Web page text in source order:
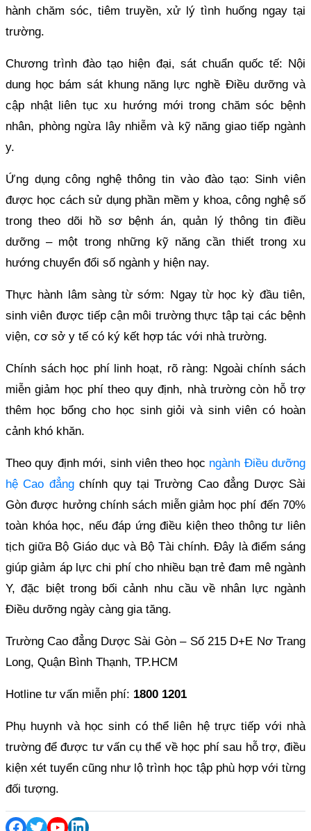
hành chăm sóc, tiêm truyền, xử lý tình huống ngay tại
trường.
Chương trình đào tạo hiện đại, sát chuẩn quốc tế: Nội
dung học bám sát khung năng lực nghề Điều dưỡng và
cập nhật liên tục xu hướng mới trong chăm sóc bệnh
nhân, phòng ngừa lây nhiễm và kỹ năng giao tiếp ngành
y.
Ứng dụng công nghệ thông tin vào đào tạo: Sinh viên
được học cách sử dụng phần mềm y khoa, công nghệ số
trong theo dõi hồ sơ bệnh án, quản lý thông tin điều
dưỡng – một trong những kỹ năng cần thiết trong xu
hướng chuyển đổi số ngành y hiện nay.
Thực hành lâm sàng từ sớm: Ngay từ học kỳ đầu tiên,
sinh viên được tiếp cận môi trường thực tập tại các bệnh
viện, cơ sở y tế có ký kết hợp tác với nhà trường.
Chính sách học phí linh hoạt, rõ ràng: Ngoài chính sách
miễn giảm học phí theo quy định, nhà trường còn hỗ trợ
thêm học bổng cho học sinh giỏi và sinh viên có hoàn
cảnh khó khăn.
Theo quy định mới, sinh viên theo học ngành Điều dưỡng
hệ Cao đẳngchính quy tại Trường Cao đẳng Dược Sài
Gòn được hưởng chính sách miễn giảm học phí đến 70%
toàn khóa học, nếu đáp ứng điều kiện theo thông tư liên
tịch giữa Bộ Giáo dục và Bộ Tài chính. Đây là điểm sáng
giúp giảm áp lực chi phí cho nhiều bạn trẻ đam mê ngành
Y, đặc biệt trong bối cảnh nhu cầu về nhân lực ngành
Điều dưỡng ngày càng gia tăng.
Trường Cao đẳng Dược Sài Gòn – Số 215 D+E Nơ Trang
Long, Quận Bình Thạnh, TP.HCM
Hotline tư vấn miễn phí: 1800 1201
Phụ huynh và học sinh có thể liên hệ trực tiếp với nhà
trường để được tư vấn cụ thể về học phí sau hỗ trợ, điều
kiện xét tuyển cũng như lộ trình học tập phù hợp với từng
đối tượng.